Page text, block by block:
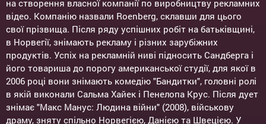
на створення власної компанії по виробництву рекламних
відео. Компанію назвали Roenberg, склавши для цього
свої прізвища. Після ряду успішних робіт на батьківщині,
в Норвегії, знімають рекламу і різних зарубіжних
продуктів. Успіх на рекламній ниві підносить Сандберга і
його товариша до порогу американської студії, для якої в
2006 році вони знімають комедію "Бандитки", головні ролі
в якій виконали Сальма Хайек і Пенелопа Крус. Після дует
знімає "Макс Манус: Людина війни" (2008), військову
драму, зняту спільно Норвегією, Данією та Швецією. У